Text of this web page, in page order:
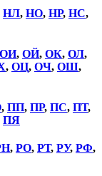
НЛ, НО, НР, НС,
ОИ, ОЙ, ОК, ОЛ,
, ОЦ, ОЧ, ОШ,
, ПП, ПР, ПС, ПТ,
ПЯ
, РО, РТ, РУ, РФ,